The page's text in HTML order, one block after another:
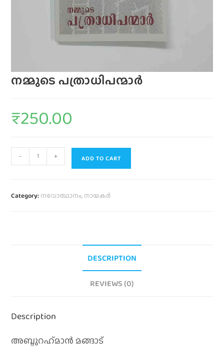
നമ്മുടെ പത്രാധിപന്മാർ
₹250.00
- + ADD TO CART
Category: നവോത്ഥാനം, നായകർ
DESCRIPTION
REVIEWS (0)
Description
അബ്ദുറഹ്‌മാൻ മങ്ങാട്